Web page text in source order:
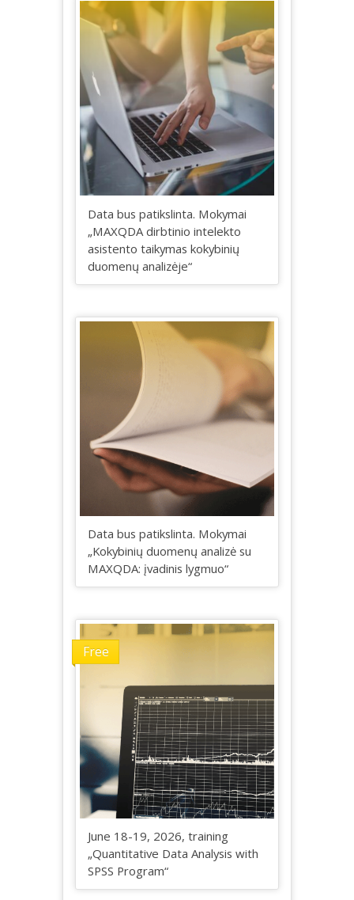
Data bus patikslinta. Mokymai
„MAXQDA dirbtinio intelekto
asistento taikymas kokybinių
duomenų analizėje“
Data bus patikslinta. Mokymai
„Kokybinių duomenų analizė su
MAXQDA: įvadinis lygmuo“
Free
June 18-19, 2026, training
„Quantitative Data Analysis with
SPSS Program“